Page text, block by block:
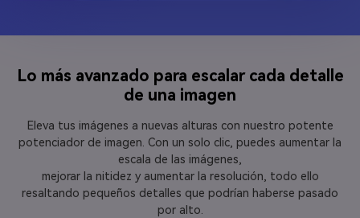
Lo más avanzado para escalar cada detalle
de una imagen
Eleva tus imágenes a nuevas alturas con nuestro potente
potenciador de imagen. Con un solo clic, puedes aumentar la
escala de las imágenes,
mejorar la nitidez y aumentar la resolución, todo ello
resaltando pequeños detalles que podrían haberse pasado
por alto.